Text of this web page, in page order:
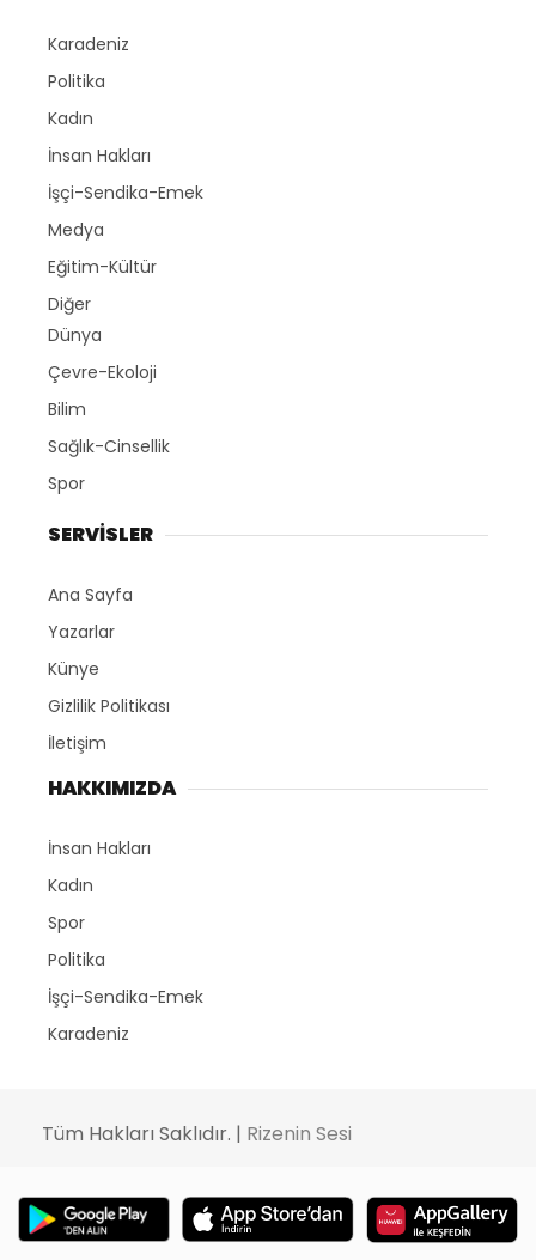
Karadeniz
Politika
Kadın
İnsan Hakları
İşçi-Sendika-Emek
Medya
Eğitim-Kültür
Diğer
Dünya
Çevre-Ekoloji
Bilim
Sağlık-Cinsellik
Spor
SERVİSLER
Ana Sayfa
Yazarlar
Künye
Gizlilik Politikası
İletişim
HAKKIMIZDA
İnsan Hakları
Kadın
Spor
Politika
İşçi-Sendika-Emek
Karadeniz
Tüm Hakları Saklıdır. | Rizenin Sesi